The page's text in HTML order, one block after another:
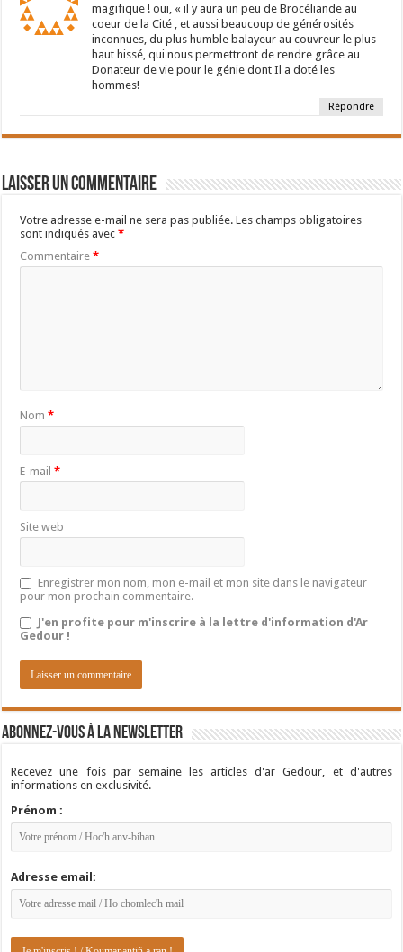
magifique ! oui, « il y aura un peu de Brocéliande au
coeur de la Cité , et aussi beaucoup de générosités
inconnues, du plus humble balayeur au couvreur le plus
haut hissé, qui nous permettront de rendre grâce au
Donateur de vie pour le génie dont Il a doté les
hommes!
Répondre
Laisser un commentaire
Votre adresse e-mail ne sera pas publiée. Les champs obligatoires
sont indiqués avec*
Commentaire*
Nom*
E-mail*
Site web
Enregistrer mon nom, mon e-mail et mon site dans le navigateur
pour mon prochain commentaire.
J'en profite pour m'inscrire à la lettre d'information d'Ar
Gedour !
Abonnez-vous à la newsletter
Recevez une fois par semaine les articles d'ar Gedour, et d'autres
informations en exclusivité.
Prénom :
Adresse email: